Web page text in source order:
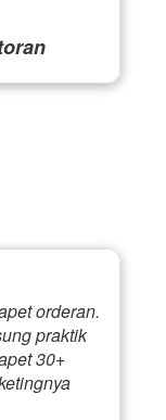
praktik
30+